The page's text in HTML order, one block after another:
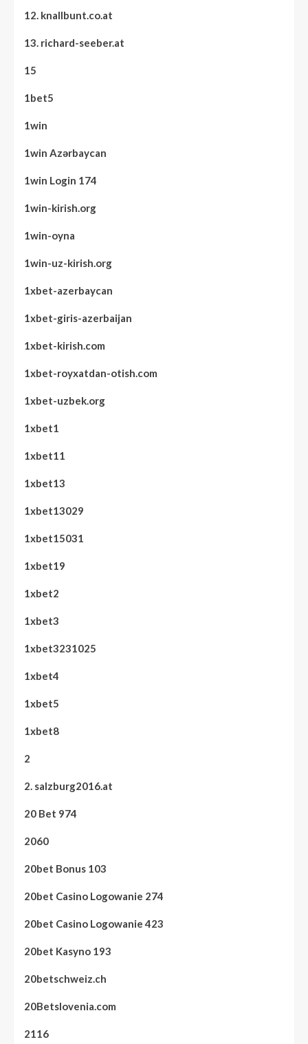
12. knallbunt.co.at
13. richard-seeber.at
15
1bet5
1win
1win Azərbaycan
1win Login 174
1win-kirish.org
1win-oyna
1win-uz-kirish.org
1xbet-azerbaycan
1xbet-giris-azerbaijan
1xbet-kirish.com
1xbet-royxatdan-otish.com
1xbet-uzbek.org
1xbet1
1xbet11
1xbet13
1xbet13029
1xbet15031
1xbet19
1xbet2
1xbet3
1xbet3231025
1xbet4
1xbet5
1xbet8
2
2. salzburg2016.at
20 Bet 974
2060
20bet Bonus 103
20bet Casino Logowanie 274
20bet Casino Logowanie 423
20bet Kasyno 193
20betschweiz.ch
20Betslovenia.com
2116